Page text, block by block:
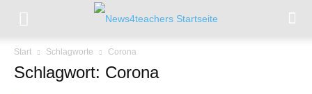
Start Schlagworte Corona
Schlagwort: Corona